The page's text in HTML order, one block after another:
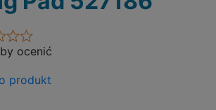
ocenić
produkt